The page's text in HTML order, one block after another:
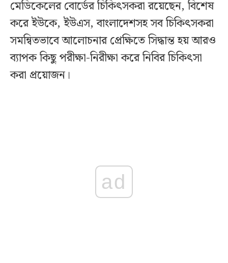
মেডিকেলের বোর্ডের চিকিৎসকরা রয়েছেন, বিশেষ
করে ইউকে, ইউএস, বাংলাদেশসহ সব চিকিৎসকরা
সমন্বিতভাবে আলোচনার প্রেক্ষিতে সিদ্ধান্ত হয় আরও
ব্যাপক কিছু পরীক্ষা-নিরীক্ষা করে নিবির চিকিৎসা
করা প্রয়োজন।
ad